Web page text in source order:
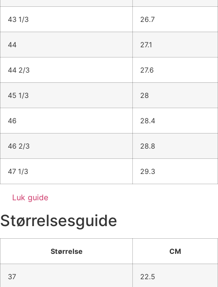
43 1/3 26.7
44 27.1
44 2/3 27.6
45 1/3 28
46 28.4
46 2/3 28.8
47 1/3 29.3
Luk guide
Størrelsesguide
Størrelse CM
37 22.5